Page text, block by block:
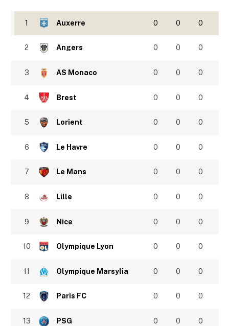
1 Auxerre 0 0 0
2 Angers 0 0 0
3 AS Monaco 0 0 0
4 Brest 0 0 0
5 Lorient 0 0 0
6 Le Havre 0 0 0
7 Le Mans 0 0 0
8 Lille 0 0 0
9 Nice 0 0 0
10 Olympique Lyon 0 0 0
11 Olympique Marsylia 0 0 0
12 Paris FC 0 0 0
13 PSG 0 0 0